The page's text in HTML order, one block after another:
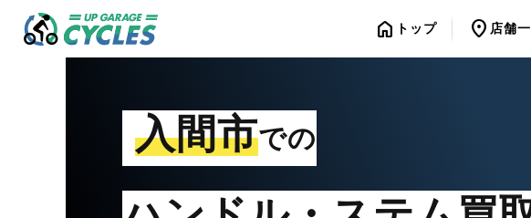
home トップ location_on 店舗
入間市での